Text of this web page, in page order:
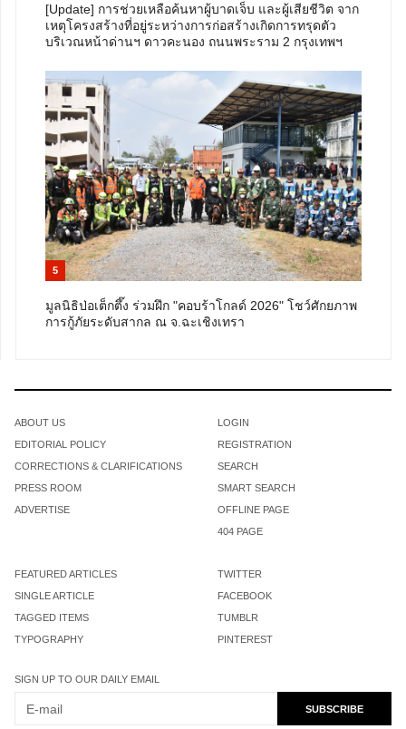
[Update] การช่วยเหลือค้นหาผู้บาดเจ็บ และผู้เสียชีวิต จาก
เหตุโครงสร้างที่อยู่ระหว่างการก่อสร้างเกิดการทรุดตัว
บริเวณหน้าด่านฯ​ ดาวคะนอง ถนนพระราม 2 กรุงเทพฯ
5
มูลนิธิป่อเต็กตึ๊ง ร่วมฝึก "คอบร้าโกลด์ 2026" โชว์ศักยภาพ
การกู้ภัยระดับสากล ณ จ.ฉะเชิงเทรา
ABOUT US
EDITORIAL POLICY
CORRECTIONS & CLARIFICATIONS
PRESS ROOM
ADVERTISE
LOGIN
REGISTRATION
SEARCH
SMART SEARCH
OFFLINE PAGE
404 PAGE
FEATURED ARTICLES
SINGLE ARTICLE
TAGGED ITEMS
TYPOGRAPHY
TWITTER
FACEBOOK
TUMBLR
PINTEREST
SIGN UP TO OUR DAILY EMAIL